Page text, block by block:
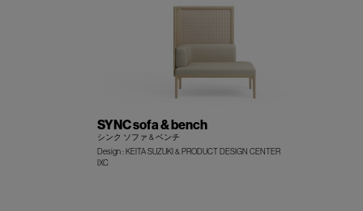
SYNC sofa & bench
シンク ソファ & ベンチ
Design : KEITA SUZUKI & PRODUCT DESIGN CENTER
IXC